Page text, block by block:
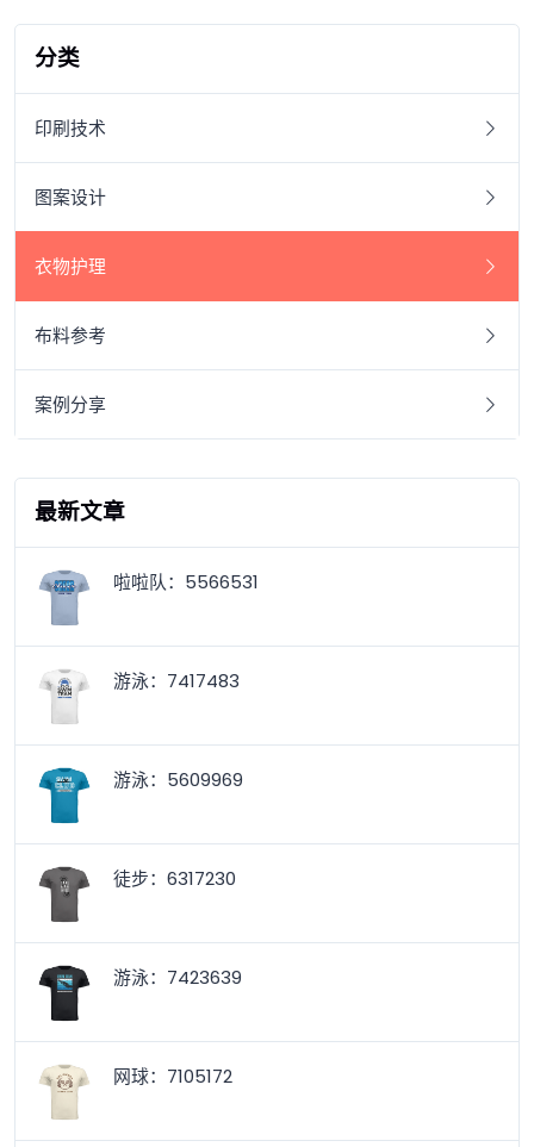
分类
印刷技术
图案设计
衣物护理
布料参考
案例分享
最新文章
啦啦队：5566531
游泳：7417483
游泳：5609969
徒步：6317230
游泳：7423639
网球：7105172